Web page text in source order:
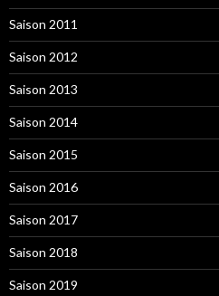
Saison 2011
Saison 2012
Saison 2013
Saison 2014
Saison 2015
Saison 2016
Saison 2017
Saison 2018
Saison 2019